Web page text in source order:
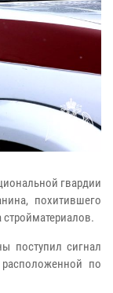
гвардии
похитившего
поступил сигнал
по